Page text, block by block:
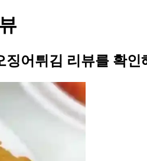
어튀김 리뷰를 확인